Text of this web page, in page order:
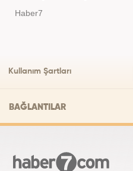
Haber7
Kullanım Şartları
BAĞLANTILAR